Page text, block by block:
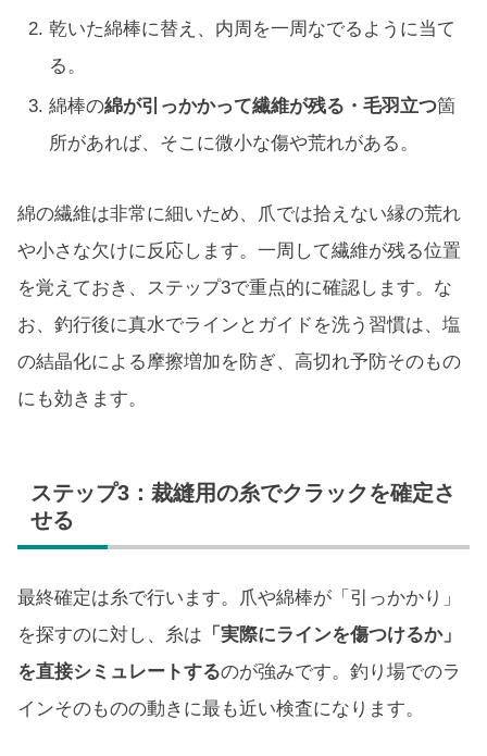
乾いた綿棒に替え、内周を一周なでるように当て
る。
綿棒の綿が引っかかって繊維が残る・毛羽立つ箇
所があれば、そこに微小な傷や荒れがある。
綿の繊維は非常に細いため、爪では拾えない縁の荒れ
や小さな欠けに反応します。一周して繊維が残る位置
を覚えておき、ステップ3で重点的に確認します。な
お、釣行後に真水でラインとガイドを洗う習慣は、塩
の結晶化による摩擦増加を防ぎ、高切れ予防そのもの
にも効きます。
ステップ3：裁縫用の糸でクラックを確定さ
せる
最終確定は糸で行います。爪や綿棒が「引っかかり」
を探すのに対し、糸は 「実際にラインを傷つけるか」
を直接シミュレートするのが強みです。釣り場でのラ
インそのものの動きに最も近い検査になります。